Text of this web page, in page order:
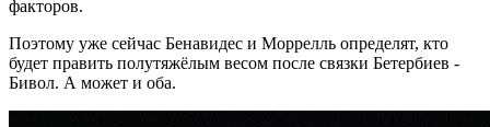
факторов.
Поэтому уже сейчас Бенавидес и Моррелль определят, кто
будет править полутяжёлым весом после связки Бетербиев -
Бивол. А может и оба.